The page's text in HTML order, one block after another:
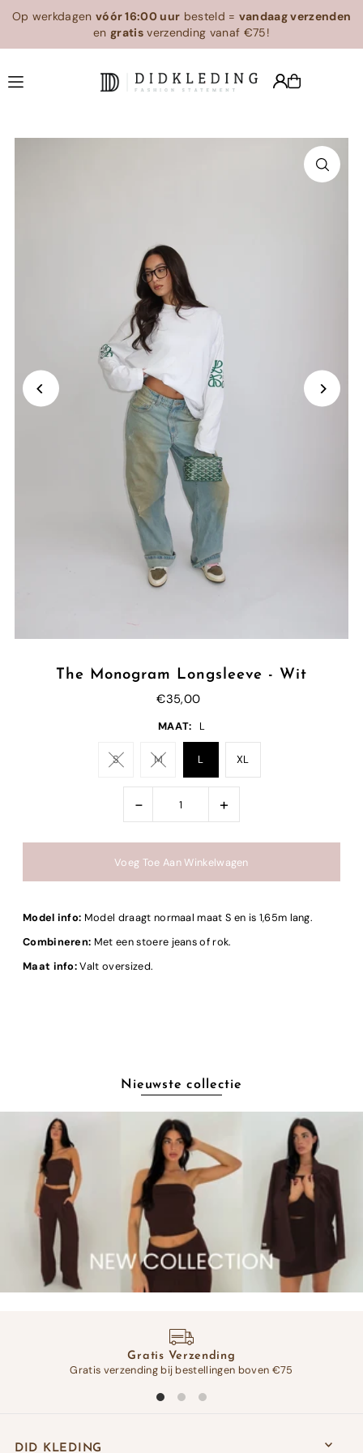
Translation missing: en.accessibility.skip_to_text
Op werkdagen vóór 16:00 uur besteld = vandaag verzenden
engratisverzending vanaf €75!
The Monogram Longsleeve - Wit
€35,00
MAAT: L
S M L XL
- +
Model info: Model draagt normaal maat S en is 1,65m lang.
Combineren: Met een stoere jeans of rok.
Maat info:Valt oversized.
Nieuwste collectie
Gratis Verzending
Gratis verzending bij bestellingen boven €75
DID KLEDING